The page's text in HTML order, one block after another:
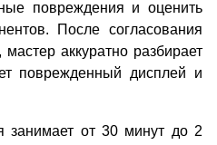
повреждения и оценить
После согласования
аккуратно разбирает
поврежденный дисплей и
занимает от 30 минут до 2